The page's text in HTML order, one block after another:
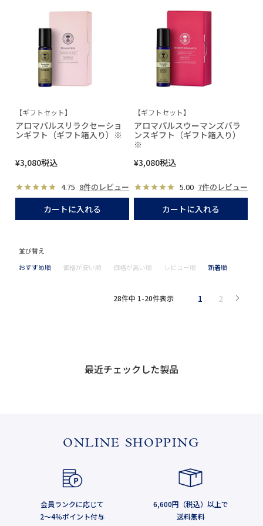
【ギフトセット】
アロマパルスリラクセーショ
ンギフト（ギフト箱入り）※
¥3,080税込
4.75 8件のレビュー
カートに入れる
【ギフトセット】
アロマパルスウーマンズバラ
ンスギフト（ギフト箱入り）
※
¥3,080税込
5.00 7件のレビュー
カートに入れる
並び替え
おすすめ順
価格が安い順 価格が高い順 レビュー順 新着順
28件中 1-20件表示 1 2
最近チェックした製品
ONLINE SHOPPING
会員ランクに応じて
2～4％ポイント付与
6,600円（税込）以上で
送料無料